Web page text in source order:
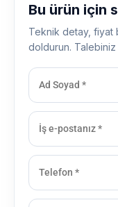
Bu ürün için
Teknik detay, fiyat
doldurun.